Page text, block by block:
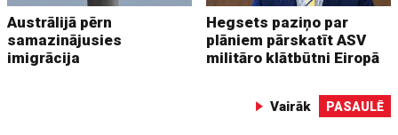
Austrālijā pērn
samazinājusies
imigrācija
Hegsets paziņo par
plāniem pārskatīt ASV
militāro klātbūtni Eiropā
Vairāk PASAULĒ